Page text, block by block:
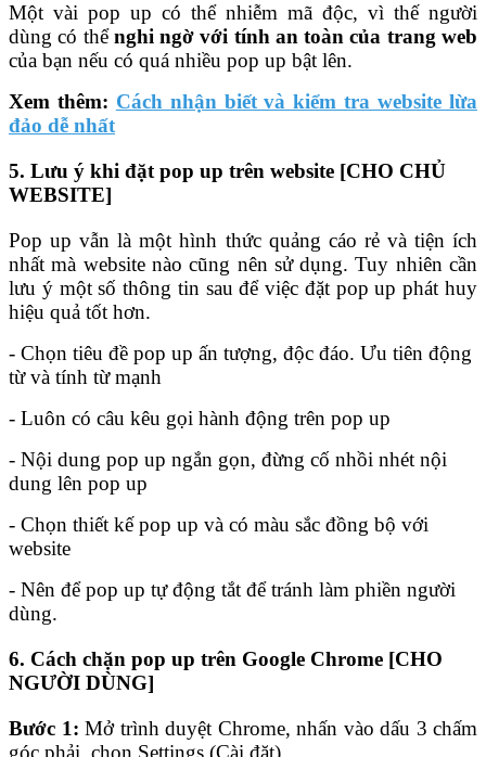
Một vài pop up có thể nhiễm mã độc, vì thế người
dùng có thểnghi ngờ với tính an toàn của trang web
của bạn nếu có quá nhiều pop up bật lên.
Xem thêm: Cách nhận biết và kiểm tra website lừa
đảo dễ nhất
5. Lưu ý khi đặt pop up trên website [CHO CHỦ
WEBSITE]
Pop up vẫn là một hình thức quảng cáo rẻ và tiện ích
nhất mà website nào cũng nên sử dụng. Tuy nhiên cần
lưu ý một số thông tin sau để việc đặt pop up phát huy
hiệu quả tốt hơn.
- Chọn tiêu đề pop up ấn tượng, độc đáo. Ưu tiên động
từ và tính từ mạnh
- Luôn có câu kêu gọi hành động trên pop up
- Nội dung pop up ngắn gọn, đừng cố nhồi nhét nội
dung lên pop up
- Chọn thiết kế pop up và có màu sắc đồng bộ với
website
- Nên để pop up tự động tắt để tránh làm phiền người
dùng.
6. Cách chặn pop up trên Google Chrome [CHO
NGƯỜI DÙNG]
Bước 1: Mở trình duyệt Chrome, nhấn vào dấu 3 chấm
góc phải, chọn Settings (Cài đặt)